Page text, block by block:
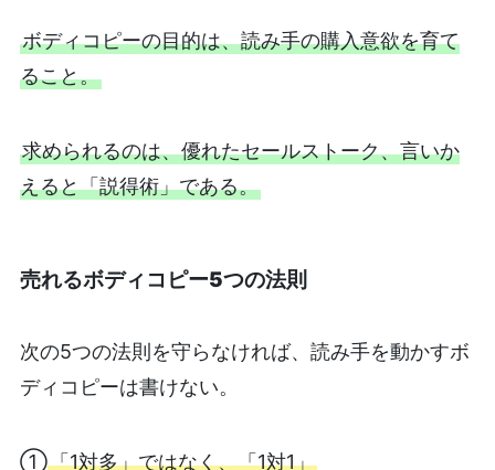
ボディコピーの目的は、読み手の購入意欲を育て
ること。
求められるのは、優れたセールストーク、言いか
えると「説得術」である。
売れるボディコピー5つの法則
次の5つの法則を守らなければ、読み手を動かすボ
ディコピーは書けない。
①「1対多」ではなく、「1対1」